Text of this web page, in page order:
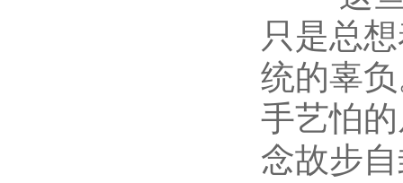
只是总
统的辜
手艺怕
念故步